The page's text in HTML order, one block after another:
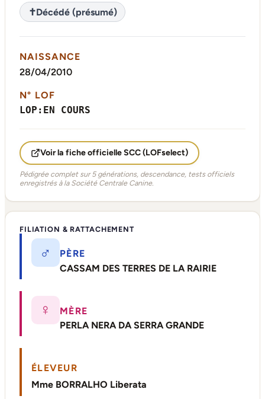
✝Décédé (présumé)
NAISSANCE
28/04/2010
N° LOF
LOP:EN COURS
Voir la fiche officielle SCC (LOFselect)
Pédigrée complet sur 5 générations, descendance, tests officiels
enregistrés à la Société Centrale Canine.
FILIATION & RATTACHEMENT
♂
PÈRE
CASSAM DES TERRES DE LA RAIRIE
♀
MÈRE
PERLA NERA DA SERRA GRANDE
ÉLEVEUR
Mme BORRALHO Liberata